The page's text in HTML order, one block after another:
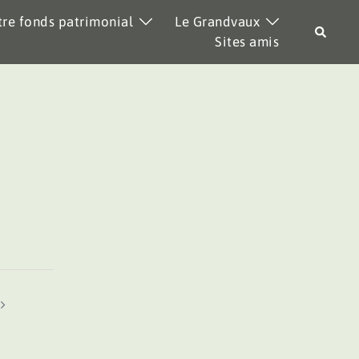
fonds patrimonial
Le Grandvaux
Sites amis